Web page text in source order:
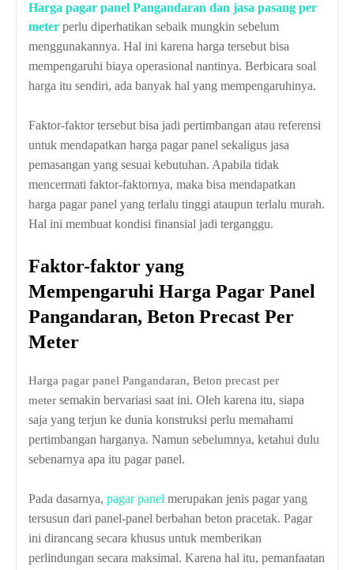
Harga pagar panel Pangandaran dan jasa pasang per
meter perlu diperhatikan sebaik mungkin sebelum
menggunakannya. Hal ini karena harga tersebut bisa
mempengaruhi biaya operasional nantinya. Berbicara soal
harga itu sendiri, ada banyak hal yang mempengaruhinya.
Faktor-faktor tersebut bisa jadi pertimbangan atau referensi
untuk mendapatkan harga pagar panel sekaligus jasa
pemasangan yang sesuai kebutuhan. Apabila tidak
mencermati faktor-faktornya, maka bisa mendapatkan
harga pagar panel yang terlalu tinggi ataupun terlalu murah.
Hal ini membuat kondisi finansial jadi terganggu.
Faktor-faktor yang
Mempengaruhi Harga Pagar Panel
Pangandaran, Beton Precast Per
Meter
Harga pagar panel Pangandaran, Beton precast per
meter semakin bervariasi saat ini. Oleh karena itu, siapa
saja yang terjun ke dunia konstruksi perlu memahami
pertimbangan harganya. Namun sebelumnya, ketahui dulu
sebenarnya apa itu pagar panel.
Pada dasarnya, pagar panel merupakan jenis pagar yang
tersusun dari panel-panel berbahan beton pracetak. Pagar
ini dirancang secara khusus untuk memberikan
perlindungan secara maksimal. Karena hal itu, pemanfaatan